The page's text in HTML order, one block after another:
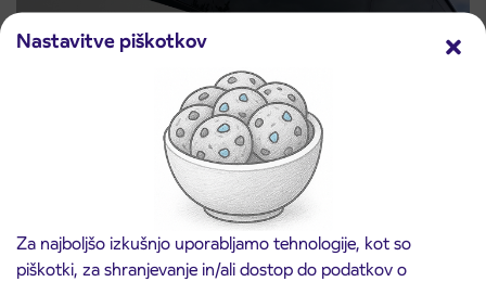
Nastavitve piškotkov
Za najboljšo izkušnjo uporabljamo tehnologije, kot so
piškotki, za shranjevanje in/ali dostop do podatkov o
3. 8. 2026
Obvestilo o popolni zapori ceste